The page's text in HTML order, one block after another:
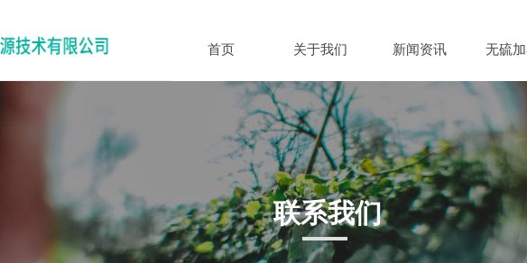
首页 关于我们 新闻资讯 无硫
联系我们